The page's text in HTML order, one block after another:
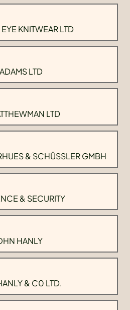
KNITWEAR LTD
LTD
LTD
& SCHÜSSLER GMBH
& SECURITY
HANLY
& C0 LTD.